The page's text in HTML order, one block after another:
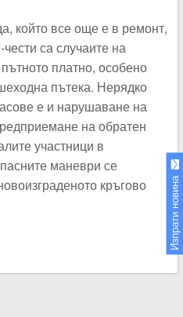
който все още е в ремонт,
са случаите на
платно, особено
пътека. Нерядко
е и нарушаване на
на обратен
участници в
маневри се
кръгово
Изпрати новина